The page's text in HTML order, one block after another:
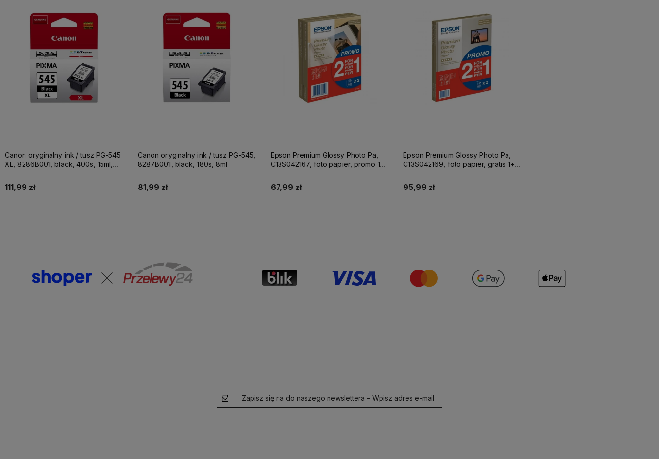
Canon oryginalny ink / tusz PG-545
XL, 8286B001, black, 400s, 15ml,
111,99 zł
Canon oryginalny ink / tusz PG-545,
8287B001, black, 180s, 8ml
81,99 zł
Epson Premium Glossy Photo Pa,
C13S042167, foto papier, promo 1+1
4x6", 255 g/m2, 2x40 szt., at
67,99 zł
Epson Premium Glossy Photo Pa,
C13S042169, foto papier, gratis 1+1
szt., atrament
95,99 zł
Zapisz się na do naszego newslettera – Wpisz adres e-mail